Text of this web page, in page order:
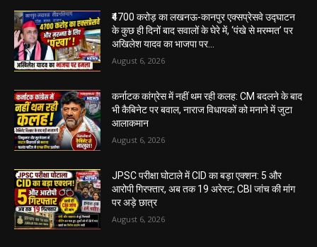
₹4700 करोड़ का लखनऊ-कानपुर एक्सप्रेसवे उद्घाटन
के कुछ ही दिनों बाद सवालों के घेरे में, ‘पंखे से मरम्मत’ पर
अखिलेश यादव का भाजपा पर...
August 6, 2026
कर्नाटक कांग्रेस में नहीं थम रही कलह: CM बदलने के बाद
भी कैबिनेट पर बवाल, नाराज विधायकों को मनाने में जुटा
आलाकमान
August 6, 2026
JPSC परीक्षा घोटाले में CID का बड़ा एक्शन: 5 और
आरोपी गिरफ्तार, अब तक 19 अरेस्ट; CBI जांच की मांग
पर अड़े छात्र
August 6, 2026